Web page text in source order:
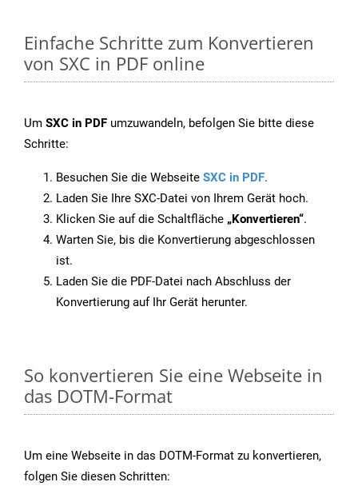
Einfache Schritte zum Konvertieren
von SXC in PDF online
Um SXC in PDF umzuwandeln, befolgen Sie bitte diese
Schritte:
Besuchen Sie die Webseite SXC in PDF.
Laden Sie Ihre SXC-Datei von Ihrem Gerät hoch.
Klicken Sie auf die Schaltfläche „Konvertieren“.
Warten Sie, bis die Konvertierung abgeschlossen
ist.
Laden Sie die PDF-Datei nach Abschluss der
Konvertierung auf Ihr Gerät herunter.
So konvertieren Sie eine Webseite in
das DOTM-Format
Um eine Webseite in das DOTM-Format zu konvertieren,
folgen Sie diesen Schritten: